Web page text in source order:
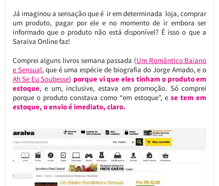
Já imaginou a sensação que é ir em determinada loja, comprar
um produto, pagar por ele e no momento de ir embora ser
informado que o produto não está disponível? É isso o que a
Saraiva Online faz!
Comprei alguns livros semana passada (Um Romântico Baiano
e Sensual, que é uma espécie de biografia do Jorge Amado, e o
Ah Se Eu Soubesse) porque vi que eles tinham o produto em
estoque, e um, inclusive, estava em promoção. Só comprei
porque o produto constava como “em estoque”, ese tem em
estoque, o envio é imediato, claro.